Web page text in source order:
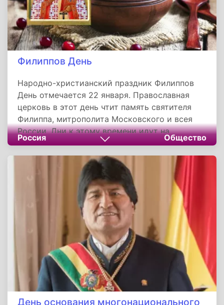
Филиппов День
Народно-христианский праздник Филиппов
День отмечается 22 января. Православная
церковь в этот день чтит память святителя
Филиппа, митрополита Московского и всея
России. Дни к этому времени идут на
увеличение, за окном крепчает мороз. По
погоде дня определяли, каким будет сентябрь:
снег идет - дождливым, сухая и солнечная
погода - жарким.
Россия Общество
День основания многонационального